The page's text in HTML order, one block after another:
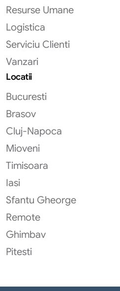
Resurse Umane
Logistica
Serviciu Clienti
Vanzari
Locatii
Bucuresti
Brasov
Cluj-Napoca
Mioveni
Timisoara
Iasi
Sfantu Gheorge
Remote
Ghimbav
Pitesti